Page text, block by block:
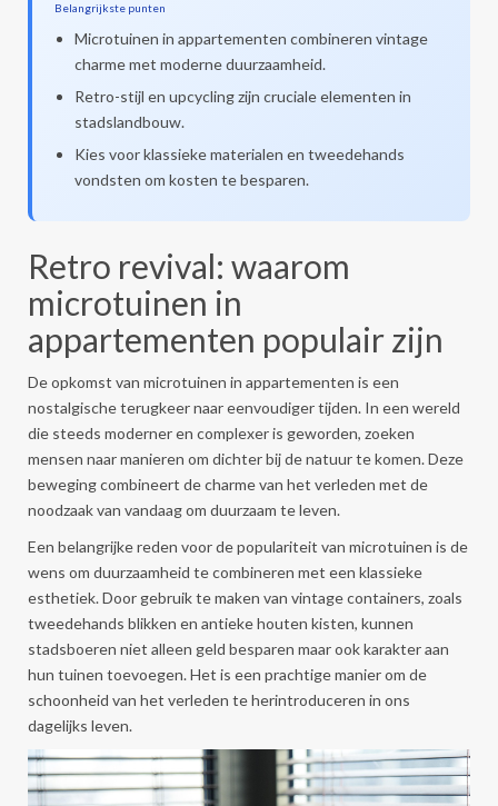
Belangrijkste punten
Microtuinen in appartementen combineren vintage
charme met moderne duurzaamheid.
Retro-stijl en upcycling zijn cruciale elementen in
stadslandbouw.
Kies voor klassieke materialen en tweedehands
vondsten om kosten te besparen.
Retro revival: waarom
microtuinen in
appartementen populair zijn
De opkomst van microtuinen in appartementen is een
nostalgische terugkeer naar eenvoudiger tijden. In een wereld
die steeds moderner en complexer is geworden, zoeken
mensen naar manieren om dichter bij de natuur te komen. Deze
beweging combineert de charme van het verleden met de
noodzaak van vandaag om duurzaam te leven.
Een belangrijke reden voor de populariteit van microtuinen is de
wens om duurzaamheid te combineren met een klassieke
esthetiek. Door gebruik te maken van vintage containers, zoals
tweedehands blikken en antieke houten kisten, kunnen
stadsboeren niet alleen geld besparen maar ook karakter aan
hun tuinen toevoegen. Het is een prachtige manier om de
schoonheid van het verleden te herintroduceren in ons
dagelijks leven.